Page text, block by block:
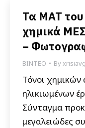
Τα ΜΑΤ του
χημικά
–
ΒΙΝΤΕΟ By
Τόνοι χημικών
ηλικιωμένων
Σύνταγμα
μεγαλειώδες